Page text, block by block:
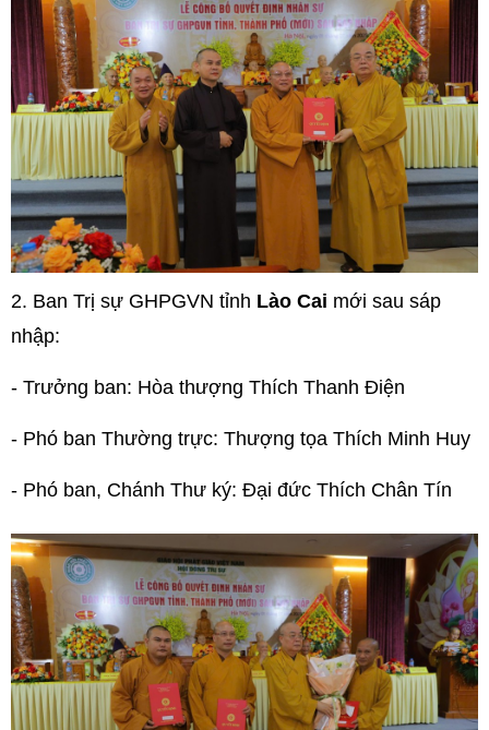
2. Ban Trị sự GHPGVN tỉnh Lào Cai mới sau sáp
nhập:
- Trưởng ban: Hòa thượng Thích Thanh Điện
- Phó ban Thường trực: Thượng tọa Thích Minh Huy
- Phó ban, Chánh Thư ký: Đại đức Thích Chân Tín